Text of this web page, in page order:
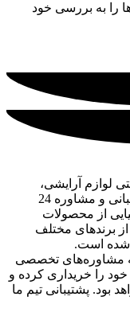
را به بررسی خود
لوازم آرایشی،
بهداشتی، برقی، ادکلن و… را به همراه پشتیبانی و مشاوره 24
از محصولات
برندهای مختلف
شده است.
مشاوره‌های تخصصی
را خریداری کرده و
بود. پشتیبانی تیم ما